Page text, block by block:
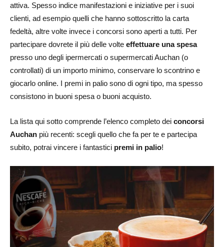
attiva. Spesso indice manifestazioni e iniziative per i suoi
clienti, ad esempio quelli che hanno sottoscritto la carta
fedeltà, altre volte invece i concorsi sono aperti a tutti. Per
partecipare dovrete il più delle volte effettuare una spesa
presso uno degli ipermercati o supermercati Auchan (o
controllati) di un importo minimo, conservare lo scontrino e
giocarlo online. I premi in palio sono di ogni tipo, ma spesso
consistono in buoni spesa o buoni acquisto.
La lista qui sotto comprende l’elenco completo dei concorsi
Auchan più recenti: scegli quello che fa per te e partecipa
subito, potrai vincere i fantastici premi in palio!